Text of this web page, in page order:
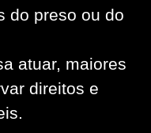
do preso ou do
atuar, maiores
direitos e